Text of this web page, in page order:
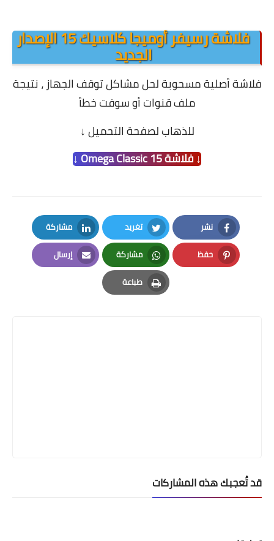
فلاشة رسيفر أوميجا كلاسيك 15 الإصدار
الجديد
فلاشة أصلية مسحوبة لحل مشاكل توقف الجهاز ، نتيجة
ملف قنوات أو سوفت خطأ
للذهاب لصفحة التحميل↓
↓ فلاشة Omega Classic 15 ↓
نشر
Facebook
تغريد
Twitter
مشاركة
LinkedIn
حفظ
Pinterest
مشاركة
Whatsapp
إرسال
Email
طباعة
Print
قد تُعجبك هذه المشاركات